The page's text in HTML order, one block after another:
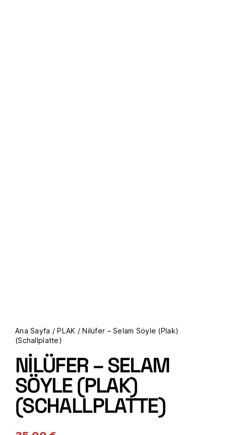
Ana Sayfa /PLAK / Nilüfer – Selam Söyle (Plak)
(Schallplatte)
NILÜFER – SELAM
SÖYLE (PLAK)
(SCHALLPLATTE)